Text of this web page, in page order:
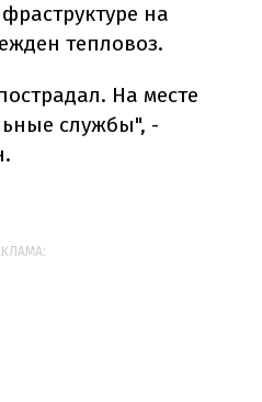
на
тепловоз.
На месте
службы", -